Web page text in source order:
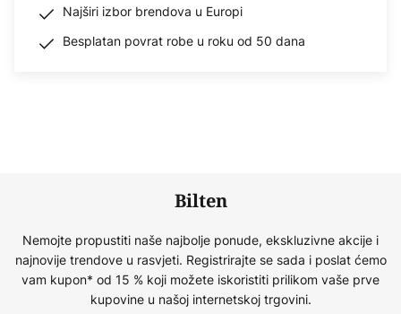
Najširi izbor brendova u Europi
Besplatan povrat robe u roku od 50 dana
Bilten
Nemojte propustiti naše najbolje ponude, ekskluzivne akcije i
najnovije trendove u rasvjeti. Registrirajte se sada i poslat ćemo
vam kupon* od 15 % koji možete iskoristiti prilikom vaše prve
kupovine u našoj internetskoj trgovini.